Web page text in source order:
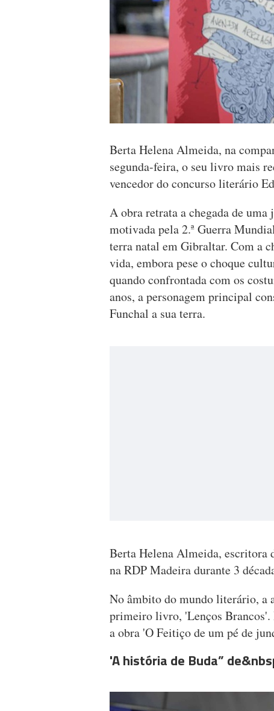
Berta Helena Almeida, na
segunda-feira, o seu livro mais
vencedor do concurso literário
A obra retrata a chegada de
motivada pela 2.ª Guerra
terra natal em Gibraltar. Com a
vida, embora pese o choque
quando confrontada com os
anos, a personagem principal
Funchal a sua terra.
Berta Helena Almeida,
na RDP Madeira durante 3
No âmbito do mundo literário, a
primeiro livro, 'Lenços Brancos'.
a obra 'O Feitiço de um pé de
'A história de Buda”